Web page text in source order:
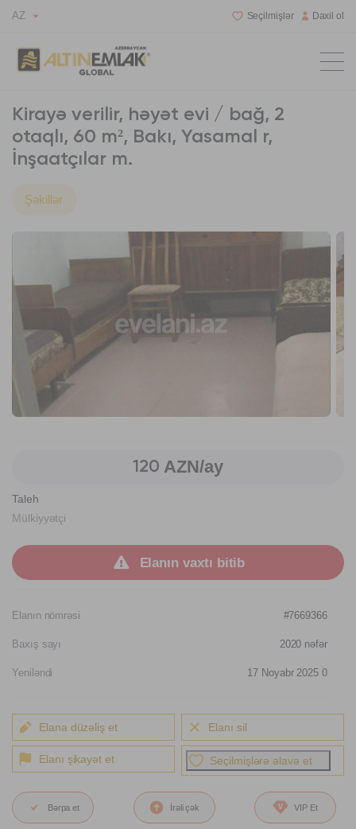
AZ Seçilmişlər Daxil ol
Kirayə verilir, həyət evi / bağ, 2
otaqlı, 60 m², Bakı, Yasamal r,
İnşaatçılar m.
Şəkillər
120 AZN/ay
Taleh
Mülkiyyətçi
Elanın vaxtı bitib
Elanın nömrəsi #7669366
Baxış sayı 2020 nəfər
Yeniləndi 17 Noyabr 2025 0
Elanı şikayət et
Elana düzəliş et Elanı sil
Seçilmişlərə əlavə et
Bərpa et İrəli çək VIP Et